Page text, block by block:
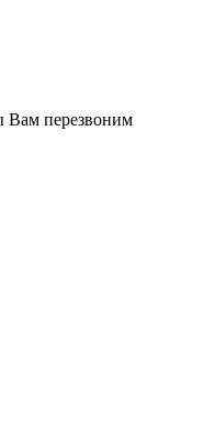
Вам перезвоним